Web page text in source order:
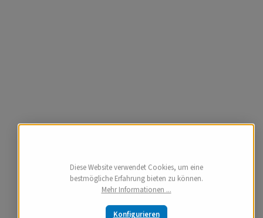
Diese Website verwendet Cookies, um eine
bestmögliche Erfahrung bieten zu können.
Mehr Informationen ...
Konfigurieren